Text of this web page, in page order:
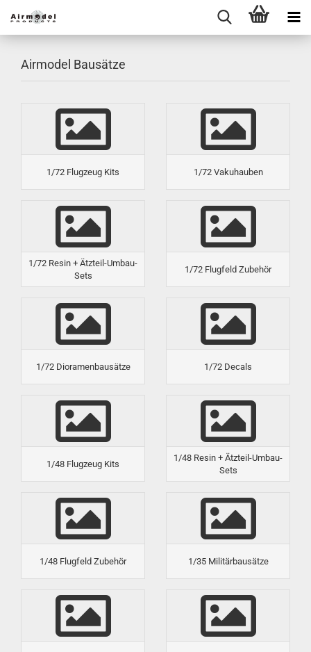
Airmodel Bausätze
1/72 Flugzeug Kits 1/72 Vakuhauben
1/72 Resin + Ätzteil-Umbau-
Sets
1/72 Flugfeld Zubehör
1/72 Dioramenbausätze 1/72 Decals
1/48 Flugzeug Kits
1/48 Resin + Ätzteil-Umbau-
Sets
1/48 Flugfeld Zubehör 1/35 Militärbausätze